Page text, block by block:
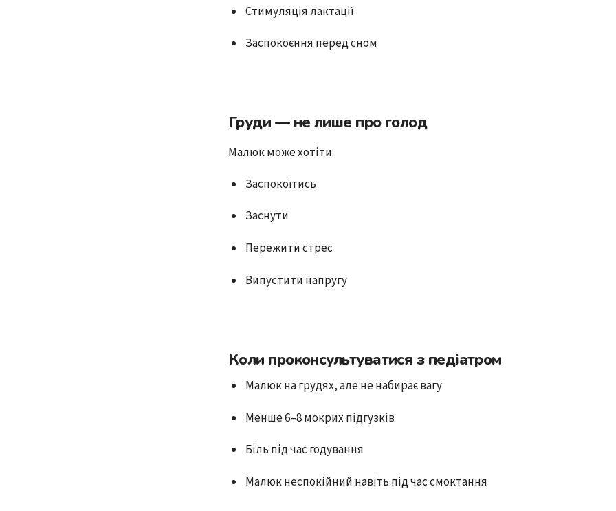
Стимуляція лактації
Заспокоєння перед сном
Груди — не лише про голод
Малюк може хотіти:
Заспокоїтись
Заснути
Пережити стрес
Випустити напругу
Коли проконсультуватися з педіатром
Малюк на грудях, але не набирає вагу
Менше 6–8 мокрих підгузків
Біль під час годування
Малюк неспокійний навіть під час смоктання